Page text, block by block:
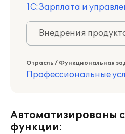
1С:Зарплата и
Внедрения
Отрасль / Функциональная
Профессиональные
Автоматизированы
функции: